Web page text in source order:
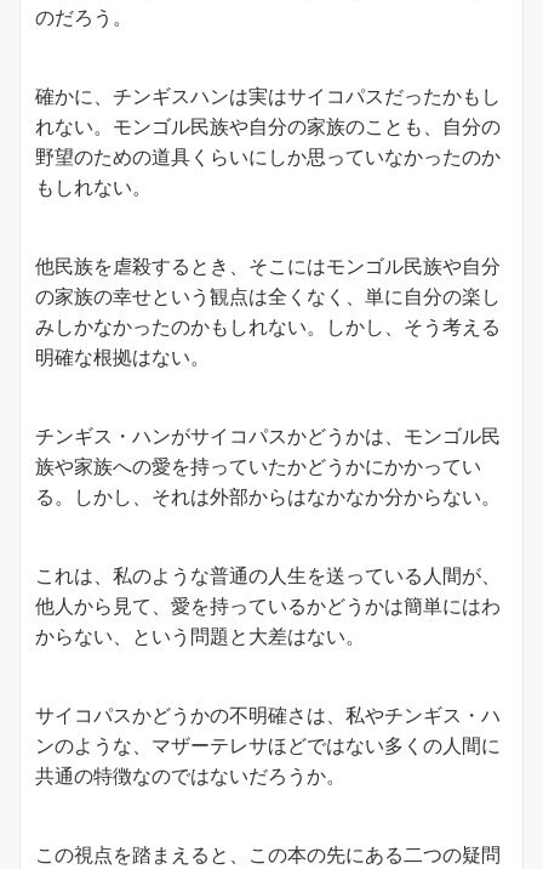
のだろう。
確かに、チンギスハンは実はサイコパスだったかもし
れない。モンゴル民族や自分の家族のことも、自分の
野望のための道具くらいにしか思っていなかったのか
もしれない。
他民族を虐殺するとき、そこにはモンゴル民族や自分
の家族の幸せという観点は全くなく、単に自分の楽し
みしかなかったのかもしれない。しかし、そう考える
明確な根拠はない。
チンギス・ハンがサイコパスかどうかは、モンゴル民
族や家族への愛を持っていたかどうかにかかってい
る。しかし、それは外部からはなかなか分からない。
これは、私のような普通の人生を送っている人間が、
他人から見て、愛を持っているかどうかは簡単にはわ
からない、という問題と大差はない。
サイコパスかどうかの不明確さは、私やチンギス・ハ
ンのような、マザーテレサほどではない多くの人間に
共通の特徴なのではないだろうか。
この視点を踏まえると、この本の先にある二つの疑問